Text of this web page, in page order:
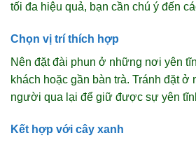
tối đa hiệu quả, bạn cần chú ý đến
Chọn vị trí thích hợp
Nên đặt đài phun ở những nơi yên
khách hoặc gần bàn trà. Tránh đặt
người qua lại để giữ được sự yên
Kết hợp với cây xanh